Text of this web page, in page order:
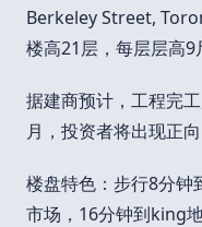
Berkeley Street,
楼高21层，每层层高9
据建商预计，工程完
月，投资者将出现正向
楼盘特色：步行8分钟
市场，16分钟到king